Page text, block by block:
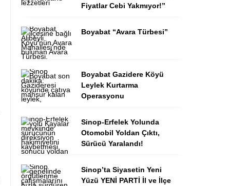
Fiyatlar Cebi Yakmıyor!”
Boyabat “Avara Türbesi”
Boyabat Gazidere Köyü
Leylek Kurtarma
Operasyonu
Sinop-Erfelek Yolunda
Otomobil Yoldan Çıktı,
Sürücü Yaralandı!
Sinop’ta Siyasetin Yeni
Yüzü YENİ PARTİ İl ve İlçe